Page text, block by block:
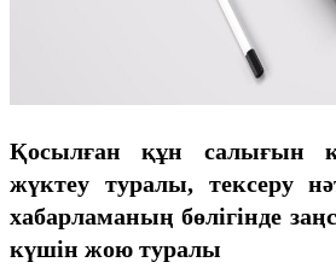
Қосылған құн салығын
жүктеу туралы, тексеру
хабарламаның бөлігінде
күшін жою туралы